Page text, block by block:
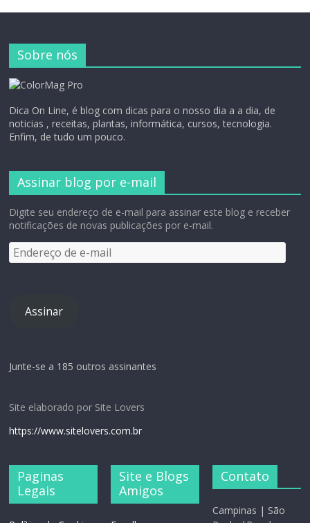
Sobre nós
Dica On Line, é blog com dicas para o nosso dia a a dia, de
noticias , receitas, plantas, informática, cursos, tecnologia.
Enfim, de tudo um pouco.
Assinar blog por e-mail
Digite seu endereço de e-mail para assinar este blog e receber
notificações de novas publicações por e-mail.
Assinar
Junte-se a 185 outros assinantes
Site elaborado por Site Lovers
https://www.sitelovers.com.br
Paginas
Legais
Site e Blogs
Amigos
Contato
Campinas | São